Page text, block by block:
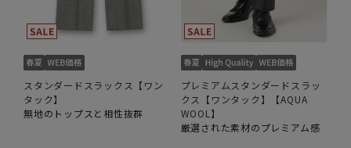
スタンダードスラックス【ワン
タック】
無地のトップスと相性抜群
プレミアムスタンダードスラッ
クス【ワンタック】【AQUA
WOOL】
厳選された素材のプレミアム感